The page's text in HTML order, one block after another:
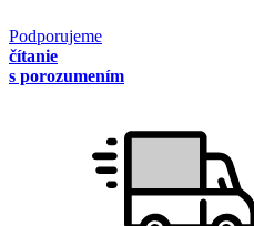
Podporujeme
čítanie
s porozumením